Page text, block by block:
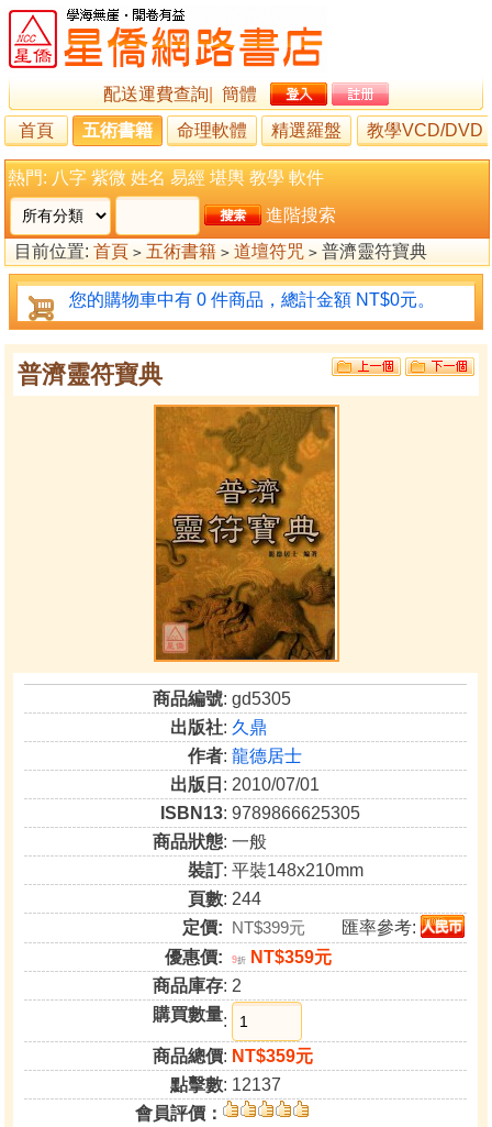
配送運費查詢
簡體
首頁
五術書籍 命理軟體 精選羅盤 教學VCD/DVD
熱門: 八字 紫微 姓名 易經 堪輿 教學 軟件
進階搜索
目前位置: 首頁 > 五術書籍 > 道壇符咒 > 普濟靈符寶典
您的購物車中有 0 件商品，總計金額 NT$0元。
普濟靈符寶典
商品編號: gd5305
出版社: 久鼎
作者:龍德居士
出版日 : 2010/07/01
ISBN13: 9789866625305
商品狀態: 一般
裝訂: 平裝148x210mm
頁數: 244
定價: NT$399元
匯率參考:
優惠價:
9折
NT$359元
商品庫存: 2
購買數量:
商品總價: NT$359元
點擊數: 12137
會員評價：